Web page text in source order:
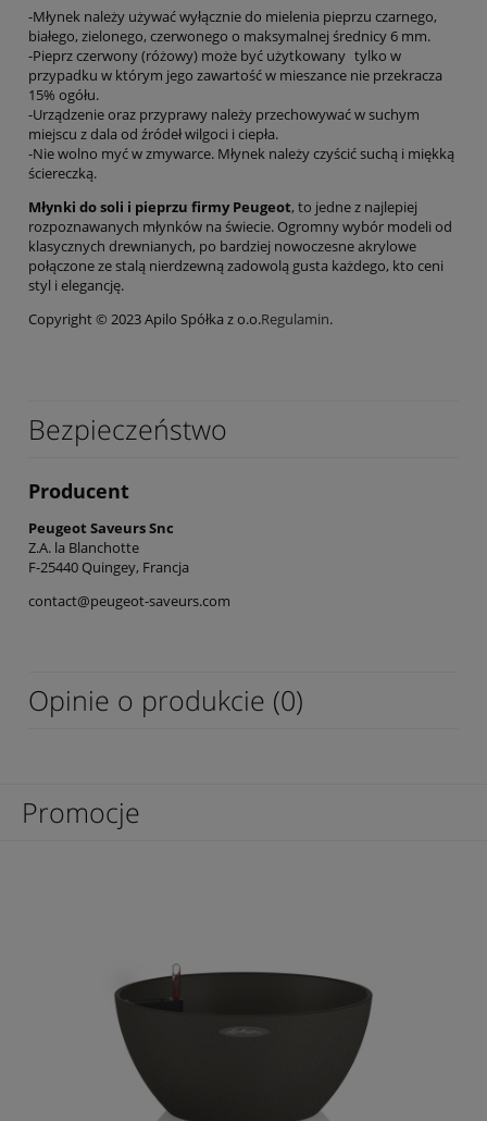
-Młynek należy używać wyłącznie do mielenia pieprzu czarnego,
białego, zielonego, czerwonego o maksymalnej średnicy 6 mm.
-Pieprz czerwony (różowy) może być użytkowany tylko w
przypadku w którym jego zawartość w mieszance nie przekracza
15% ogółu.
-Urządzenie oraz przyprawy należy przechowywać w suchym
miejscu z dala od źródeł wilgoci i ciepła.
-Nie wolno myć w zmywarce. Młynek należy czyścić suchą i miękką
ściereczką.
Młynki do soli i pieprzu firmy Peugeot, to jedne z najlepiej
rozpoznawanych młynków na świecie. Ogromny wybór modeli od
klasycznych drewnianych, po bardziej nowoczesne akrylowe
połączone ze stalą nierdzewną zadowolą gusta każdego, kto ceni
styl i elegancję.
Copyright © 2023 Apilo Spółka z o.o.Regulamin.
Bezpieczeństwo
Producent
Peugeot Saveurs Snc
Z.A. la Blanchotte
F-25440 Quingey, Francja
contact@peugeot-saveurs.com
Opinie o produkcie (0)
Promocje